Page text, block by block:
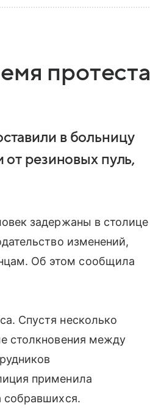
протеста
в больницу
от резиновых пуль,
задержаны в столице
изменений,
Об этом сообщила
Спустя несколько
столкновения между
применила
собравшихся.